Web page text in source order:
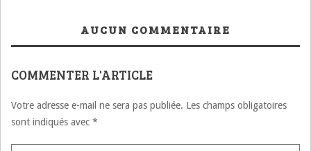
AUCUN COMMENTAIRE
COMMENTER L'ARTICLE
Votre adresse e-mail ne sera pas publiée. Les champs obligatoires
sont indiqués avec *